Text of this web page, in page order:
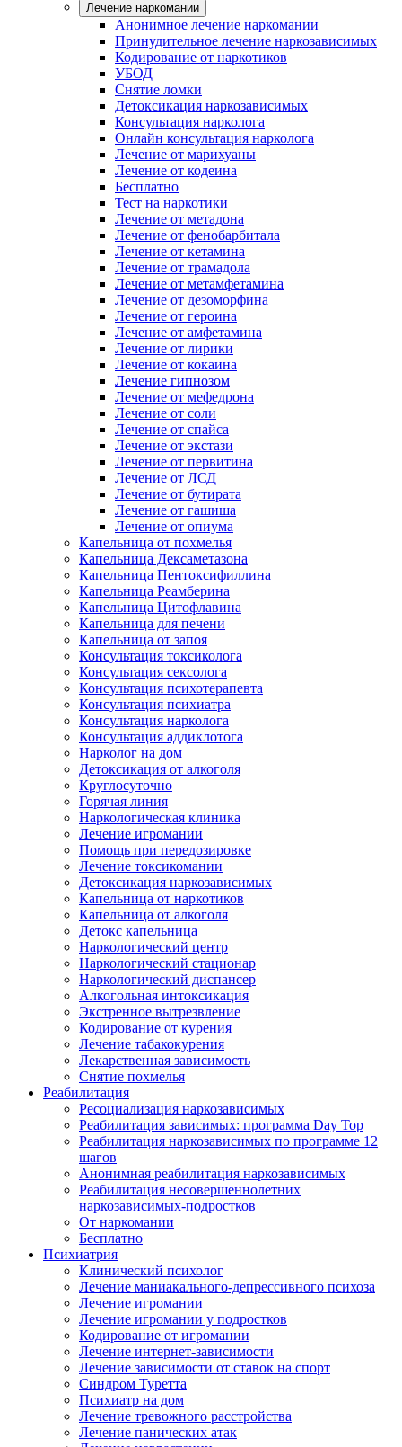
Лечение наркомании
Анонимное лечение наркомании
Принудительное лечение наркозависимых
Кодирование от наркотиков
УБОД
Снятие ломки
Детоксикация наркозависимых
Консультация нарколога
Онлайн консультация нарколога
Лечение от марихуаны
Лечение от кодеина
Бесплатно
Тест на наркотики
Лечение от метадона
Лечение от фенобарбитала
Лечение от кетамина
Лечение от трамадола
Лечение от метамфетамина
Лечение от дезоморфина
Лечение от героина
Лечение от амфетамина
Лечение от лирики
Лечение от кокаина
Лечение гипнозом
Лечение от мефедрона
Лечение от соли
Лечение от спайса
Лечение от экстази
Лечение от первитина
Лечение от ЛСД
Лечение от бутирата
Лечение от гашиша
Лечение от опиума
Капельница от похмелья
Капельница Дексаметазона
Капельница Пентоксифиллина
Капельница Реамберина
Капельница Цитофлавина
Капельница для печени
Капельница от запоя
Консультация токсиколога
Консультация сексолога
Консультация психотерапевта
Консультация психиатра
Консультация нарколога
Консультация аддиклотога
Нарколог на дом
Детоксикация от алкоголя
Круглосуточно
Горячая линия
Наркологическая клиника
Лечение игромании
Помощь при передозировке
Лечение токсикомании
Детоксикация наркозависимых
Капельница от наркотиков
Капельница от алкоголя
Детокс капельница
Наркологический центр
Наркологический стационар
Наркологический диспансер
Алкогольная интоксикация
Экстренное вытрезвление
Кодирование от курения
Лечение табакокурения
Лекарственная зависимость
Снятие похмелья
Реабилитация
Ресоциализация наркозависимых
Реабилитация зависимых: программа Day Top
Реабилитация наркозависимых по программе 12
шагов
Анонимная реабилитация наркозависимых
Реабилитация несовершеннолетних
наркозависимых-подростков
От наркомании
Бесплатно
Психиатрия
Клинический психолог
Лечение маниакального-депрессивного психоза
Лечение игромании
Лечение игромании у подростков
Кодирование от игромании
Лечение интернет-зависимости
Лечение зависимости от ставок на спорт
Синдром Туретта
Психиатр на дом
Лечение тревожного расстройства
Лечение панических атак